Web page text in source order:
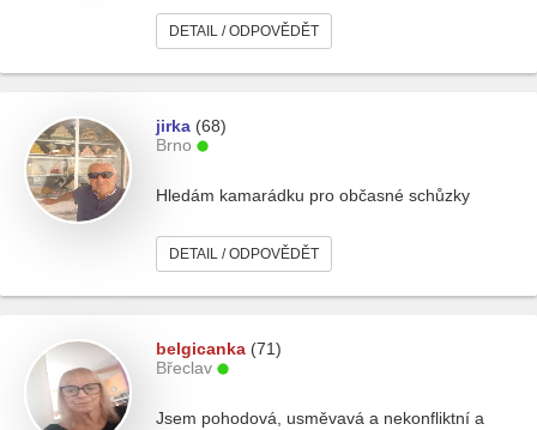
DETAIL / ODPOVĚDĚT
jirka (68)
Brno
Hledám kamarádku pro občasné schůzky
DETAIL / ODPOVĚDĚT
belgicanka (71)
Břeclav
Jsem pohodová, usměvavá a nekonfliktní a